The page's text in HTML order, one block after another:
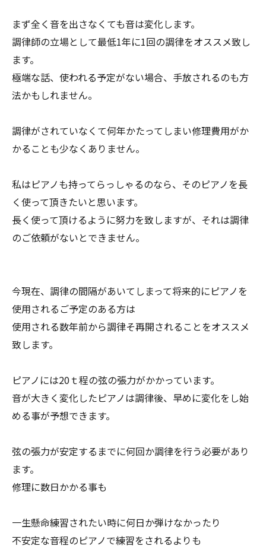
まず全く音を出さなくても音は変化します。
調律師の立場として最低1年に1回の調律をオススメ致し
ます。
極端な話、使われる予定がない場合、手放されるのも方
法かもしれません。
調律がされていなくて何年かたってしまい修理費用がか
かることも少なくありません。
私はピアノも持ってらっしゃるのなら、そのピアノを長
く使って頂きたいと思います。
長く使って頂けるように努力を致しますが、それは調律
のご依頼がないとできません。
今現在、調律の間隔があいてしまって将来的にピアノを
使用されるご予定のある方は
使用される数年前から調律そ再開されることをオススメ
致します。
ピアノには20ｔ程の弦の張力がかかっています。
音が大きく変化したピアノは調律後、早めに変化をし始
める事が予想できます。
弦の張力が安定するまでに何回か調律を行う必要があり
ます。
修理に数日かかる事も
一生懸命練習されたい時に何日か弾けなかったり
不安定な音程のピアノで練習をされるよりも